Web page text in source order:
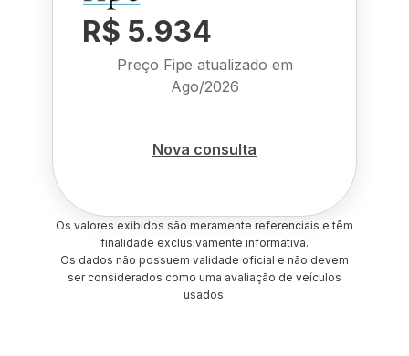
R$ 5.934
Preço Fipe atualizado em
Ago/2026
Nova consulta
Os valores exibidos são meramente referenciais e têm
finalidade exclusivamente informativa.
Os dados não possuem validade oficial e não devem
ser considerados como uma avaliação de veículos
usados.